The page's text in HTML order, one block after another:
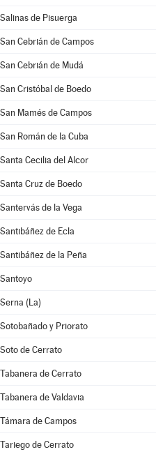
Salinas de Pisuerga
San Cebrián de Campos
San Cebrián de Mudá
San Cristóbal de Boedo
San Mamés de Campos
San Román de la Cuba
Santa Cecilia del Alcor
Santa Cruz de Boedo
Santervás de la Vega
Santibáñez de Ecla
Santibáñez de la Peña
Santoyo
Serna (La)
Sotobañado y Priorato
Soto de Cerrato
Tabanera de Cerrato
Tabanera de Valdavia
Támara de Campos
Tariego de Cerrato